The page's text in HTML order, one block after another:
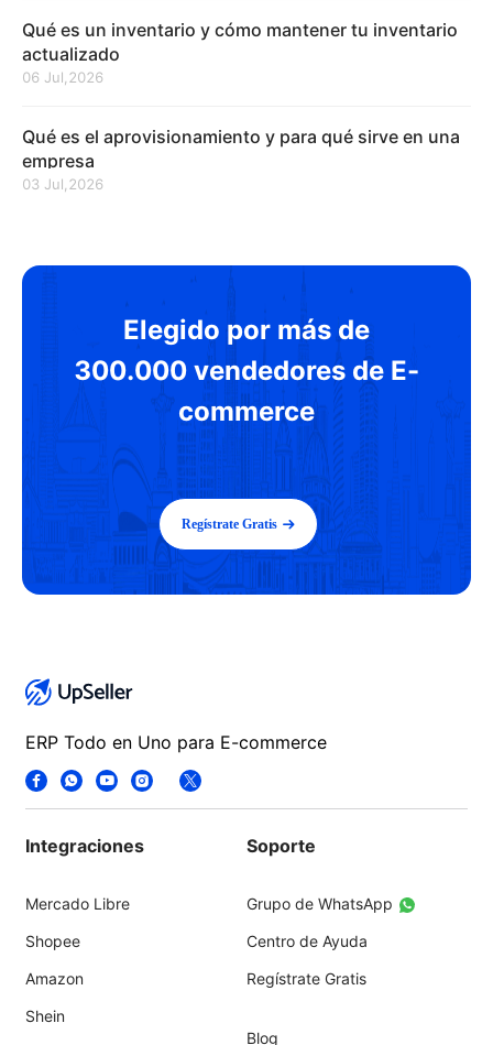
Qué es un inventario y cómo mantener tu inventario
actualizado
06 Jul,2026
Qué es el aprovisionamiento y para qué sirve en una
empresa
03 Jul,2026
Elegido por más de
300.000 vendedores de E-
commerce
Regístrate Gratis
ERP Todo en Uno para E-commerce
Integraciones
Mercado Libre
Shopee
Amazon
Shein
Soporte
Grupo de WhatsApp
Centro de Ayuda
Regístrate Gratis
Blog